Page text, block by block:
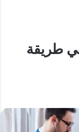
طريقة